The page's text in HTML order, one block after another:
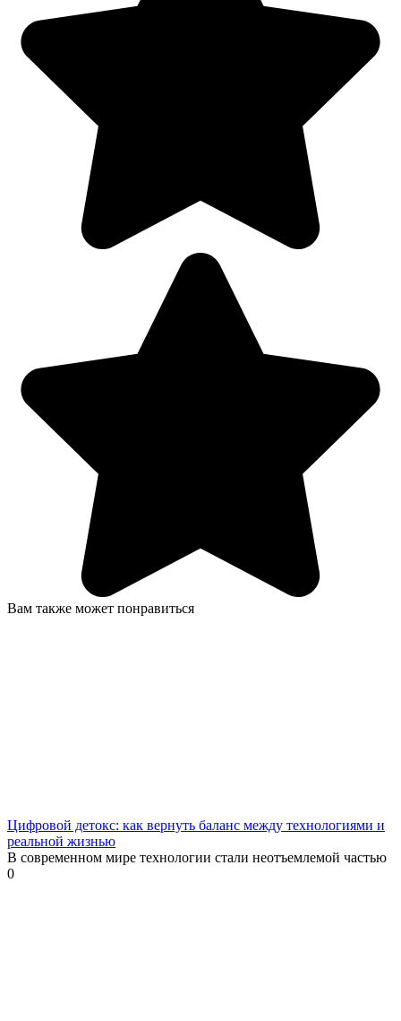
Вам также может понравиться
Цифровой детокс: как вернуть баланс между технологиями и
реальной жизнью
В современном мире технологии стали неотъемлемой частью
0